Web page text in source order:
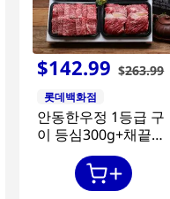
$142.99 $263.99
롯데백화점
안동한우정 1등급 구
이 등심300g+채끝
300g+특수부위
300g+갈비살300g